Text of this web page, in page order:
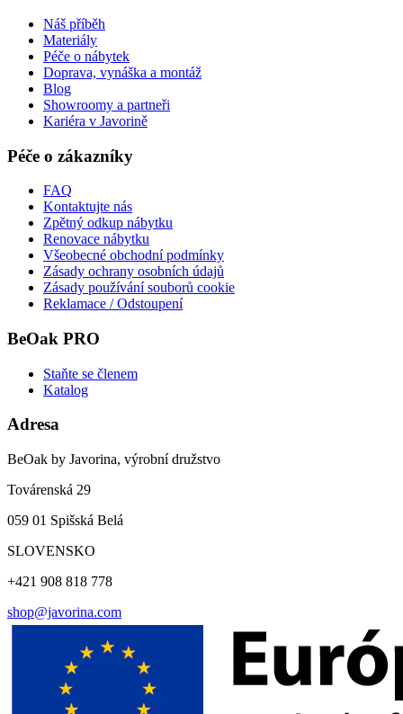
Náš příběh
Materiály
Péče o nábytek
Doprava, vynáška a montáž
Blog
Showroomy a partneři
Kariéra v Javorině
Péče o zákazníky
FAQ
Kontaktujte nás
Zpětný odkup nábytku
Renovace nábytku
Všeobecné obchodní podmínky
Zásady ochrany osobních údajů
Zásady používání souborů cookie
Reklamace / Odstoupení
BeOak PRO
Staňte se členem
Katalog
Adresa
BeOak by Javorina, výrobní družstvo
Továrenská 29
059 01 Spišská Belá
SLOVENSKO
+421 908 818 778
shop@javorina.com